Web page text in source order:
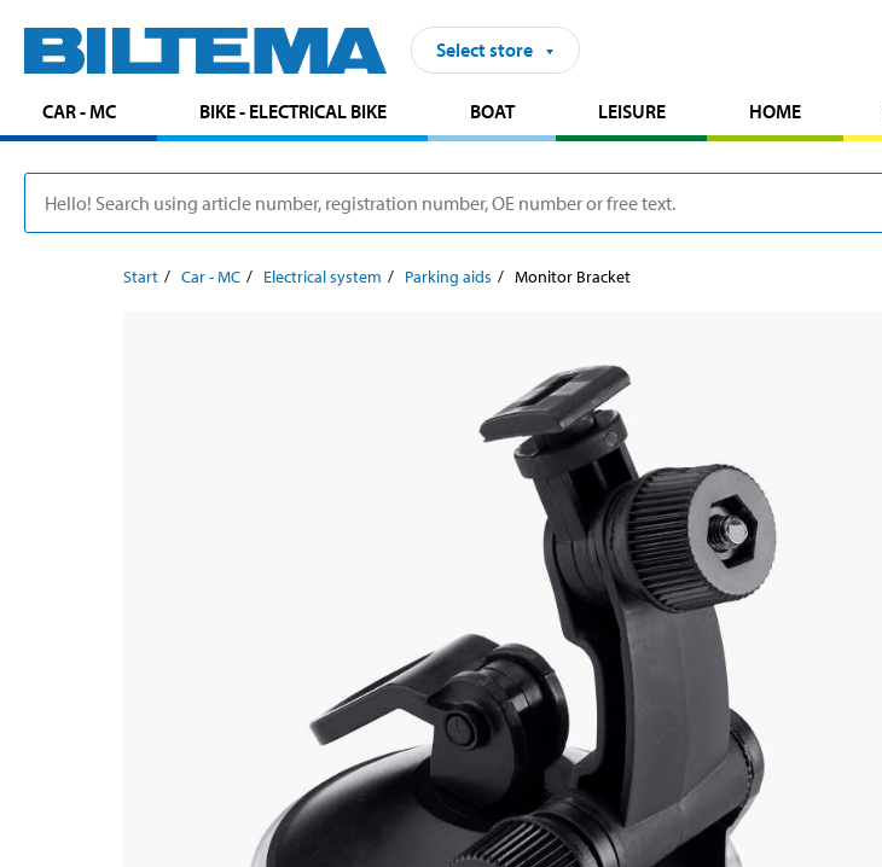
Select store
CAR - MC BIKE - ELECTRICAL BIKE BOAT LEISURE HOME
Start Car - MC Electrical system Parking aids Monitor Bracket